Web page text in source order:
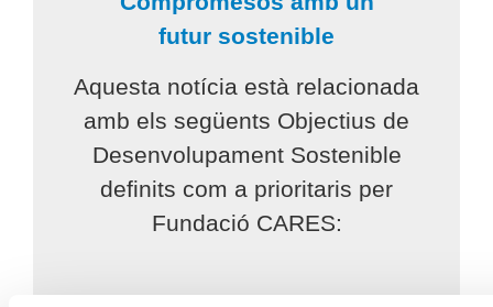
futur sostenible
Aquesta notícia està relacionada
amb els següents Objectius de
Desenvolupament Sostenible
definits com a prioritaris per
Fundació CARES: